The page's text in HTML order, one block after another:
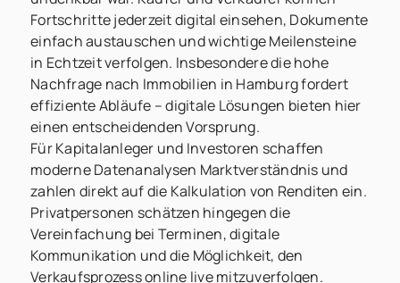
Fortschritte jederzeit digital einsehen, Dokumente
einfach austauschen und wichtige Meilensteine
in Echtzeit verfolgen. Insbesondere die hohe
Nachfrage nach Immobilien in Hamburg fordert
effiziente Abläufe – digitale Lösungen bieten hier
einen entscheidenden Vorsprung.
Für Kapitalanleger und Investoren schaffen
moderne Datenanalysen Marktverständnis und
zahlen direkt auf die Kalkulation von Renditen ein.
Privatpersonen schätzen hingegen die
Vereinfachung bei Terminen, digitale
Kommunikation und die Möglichkeit, den
Verkaufsprozess online live mitzuverfolgen.